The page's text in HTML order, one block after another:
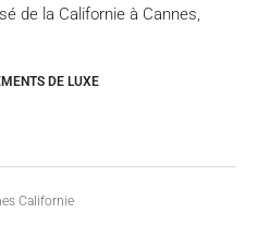
de la Californie à Cannes,
DE LUXE
Californie